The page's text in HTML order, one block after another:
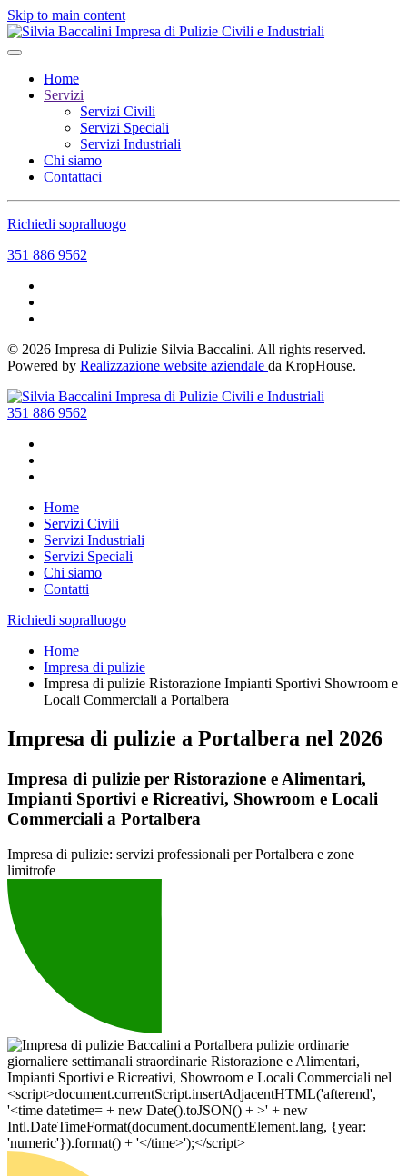
Skip to main content
Home
Servizi
Servizi Civili
Servizi Speciali
Servizi Industriali
Chi siamo
Contattaci
Richiedi sopralluogo
351 886 9562
© 2026 Impresa di Pulizie Silvia Baccalini. All rights reserved.
Powered by Realizzazione website aziendale da KropHouse.
351 886 9562
Home
Servizi Civili
Servizi Industriali
Servizi Speciali
Chi siamo
Contatti
Richiedi sopralluogo
Home
Impresa di pulizie
Impresa di pulizie Ristorazione Impianti Sportivi Showroom e
Locali Commerciali a Portalbera
Impresa di pulizie a Portalbera nel 2026
Impresa di pulizie per Ristorazione e Alimentari,
Impianti Sportivi e Ricreativi, Showroom e Locali
Commerciali a Portalbera
Impresa di pulizie: servizi professionali per Portalbera e zone
limitrofe